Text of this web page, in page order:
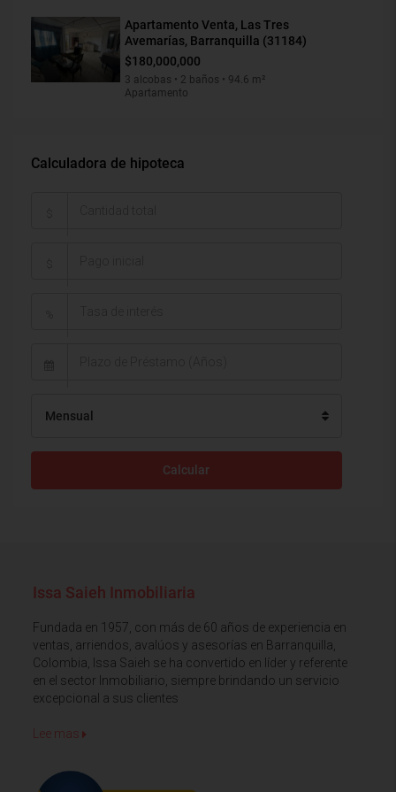
Apartamento Venta, Las Tres
Avemarías, Barranquilla (31184)
$180,000,000
3 alcobas • 2 baños • 94.6 m²
Apartamento
Calculadora de hipoteca
Mensual
Calcular
Issa Saieh Inmobiliaria
Fundada en 1957, con más de 60 años de experiencia en
ventas, arriendos, avalúos y asesorías en Barranquilla,
Colombia, Issa Saieh se ha convertido en líder y referente
en el sector Inmobiliario, siempre brindando un servicio
excepcional a sus clientes
Lee mas